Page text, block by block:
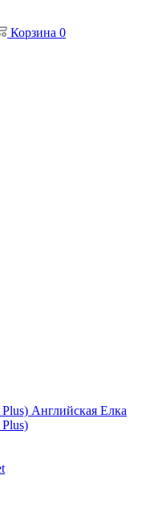
Корзина 0
Английская Елка